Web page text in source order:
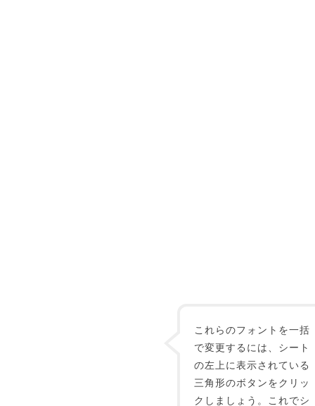
これらのフォントを一括
で変更するには、シート
の左上に表示されている
三角形のボタンをクリッ
クしましょう。これでシ